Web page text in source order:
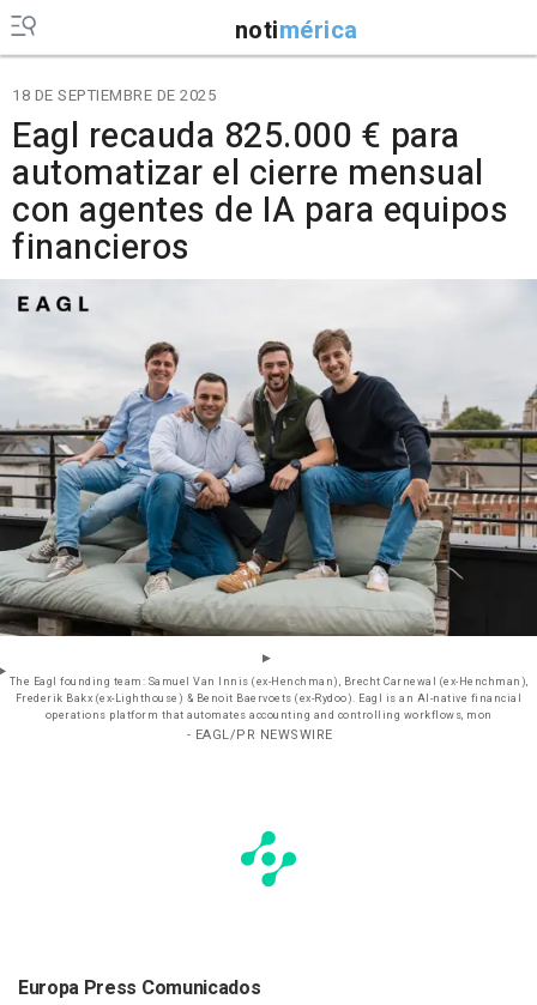
notimérica
18 DE SEPTIEMBRE DE 2025
Eagl recauda 825.000 € para
automatizar el cierre mensual
con agentes de IA para equipos
financieros
The Eagl founding team: Samuel Van Innis (ex-Henchman), Brecht Carnewal (ex-Henchman),
Frederik Bakx (ex-Lighthouse) & Benoit Baervoets (ex-Rydoo). Eagl is an AI-native financial
operations platform that automates accounting and controlling workflows, mon
- EAGL/PR NEWSWIRE
Europa Press Comunicados